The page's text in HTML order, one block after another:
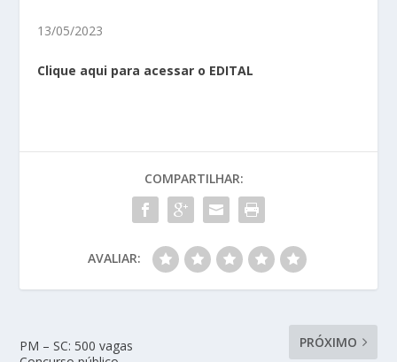
13/05/2023
Clique aqui para acessar o EDITAL
COMPARTILHAR:
AVALIAR:
PM – SC: 500 vagas
PRÓXIMO